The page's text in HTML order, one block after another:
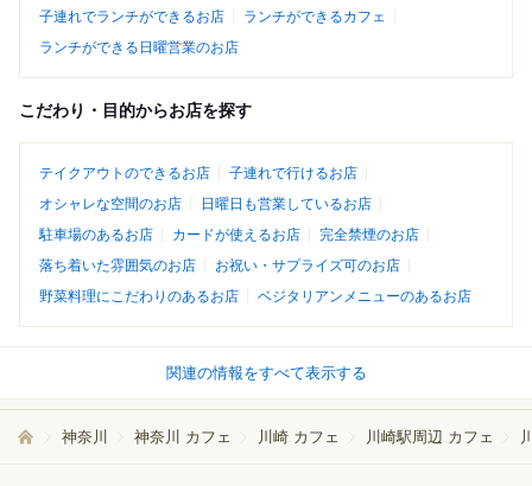
子連れでランチができるお店
ランチができるカフェ
ランチができる日曜営業のお店
こだわり・目的からお店を探す
テイクアウトのできるお店
子連れで行けるお店
オシャレな空間のお店
日曜日も営業しているお店
駐車場のあるお店
カードが使えるお店
完全禁煙のお店
落ち着いた雰囲気のお店
お祝い・サプライズ可のお店
野菜料理にこだわりのあるお店
ベジタリアンメニューのあるお店
関連の情報をすべて表示する
神奈川 神奈川 カフェ 川崎 カフェ 川崎駅周辺 カフェ